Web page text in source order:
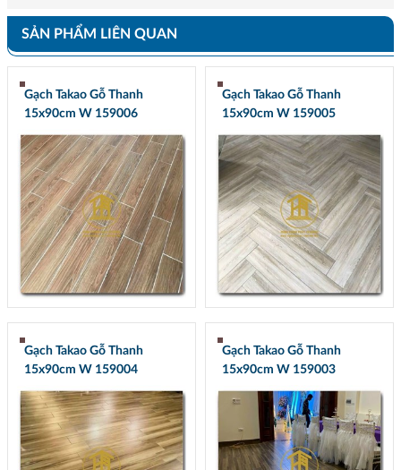
SẢN PHẨM LIÊN QUAN
Gạch Takao Gỗ Thanh
15x90cm W 159006
Gạch Takao Gỗ Thanh
15x90cm W 159005
Gạch Takao Gỗ Thanh
15x90cm W 159004
Gạch Takao Gỗ Thanh
15x90cm W 159003